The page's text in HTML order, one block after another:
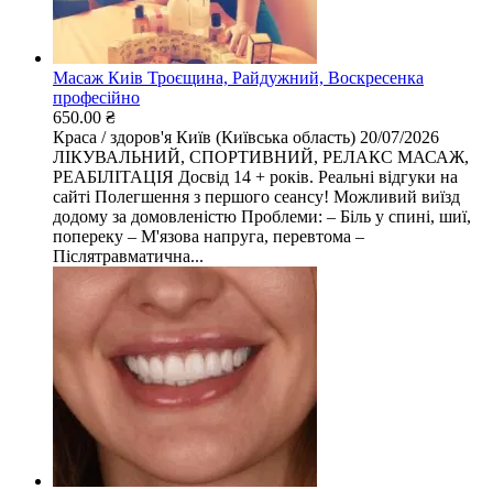
Масаж Киів Троєщина, Райдужний, Воскресенка
професійно
650.00 ₴
Краса / здоров'я Київ (Київська область) 20/07/2026
ЛІКУВАЛЬНИЙ, СПОРТИВНИЙ, РЕЛАКС МАСАЖ,
РЕАБІЛІТАЦІЯ Досвід 14 + років. Реальні відгуки на
сайті Полегшення з першого сеансу! Можливий виїзд
додому за домовленістю Проблеми: – Біль у спині, шиї,
попереку – М'язова напруга, перевтома –
Післятравматична...